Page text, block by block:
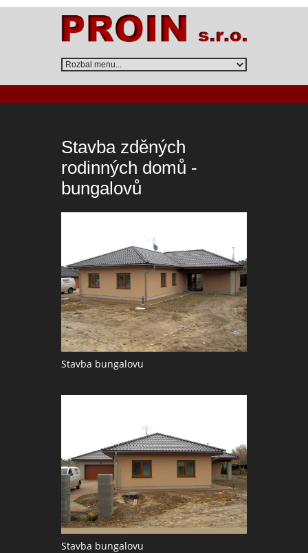
Stavba zděných
rodinných domů -
bungalovů
Stavba bungalovu
Stavba bungalovu